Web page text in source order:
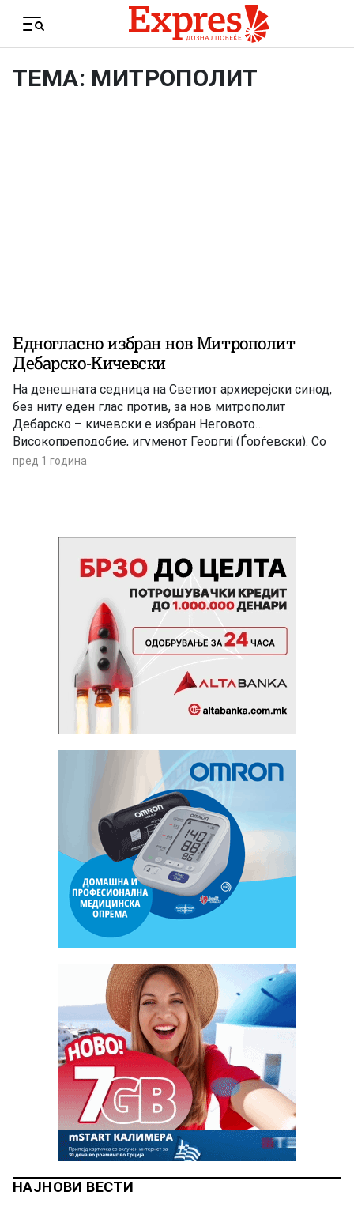
Menu
ТЕМА: МИТРОПОЛИТ
Едногласно избран нов Митрополит
Дебарско-Кичевски
На денешната седница на Светиот архиерејски синод,
без ниту еден глас против, за нов митрополит
Дебарско – кичевски е избран Неговото
Високопреподобие, игуменот Георгиј (Ѓорѓевски). Со
овој избор, завршува периодот на вакуум што траеше
митрополитот Тимотеј – еден од највлијателните
пред 1 година
НАЈНОВИ ВЕСТИ